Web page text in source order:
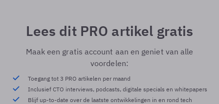
Lees dit PRO artikel gratis
Maak een gratis account aan en geniet van alle
voordelen:
Toegang tot 3 PRO artikelen per maand
Inclusief CTO interviews, podcasts, digitale specials en whitepapers
Blijf up-to-date over de laatste ontwikkelingen in en rond tech